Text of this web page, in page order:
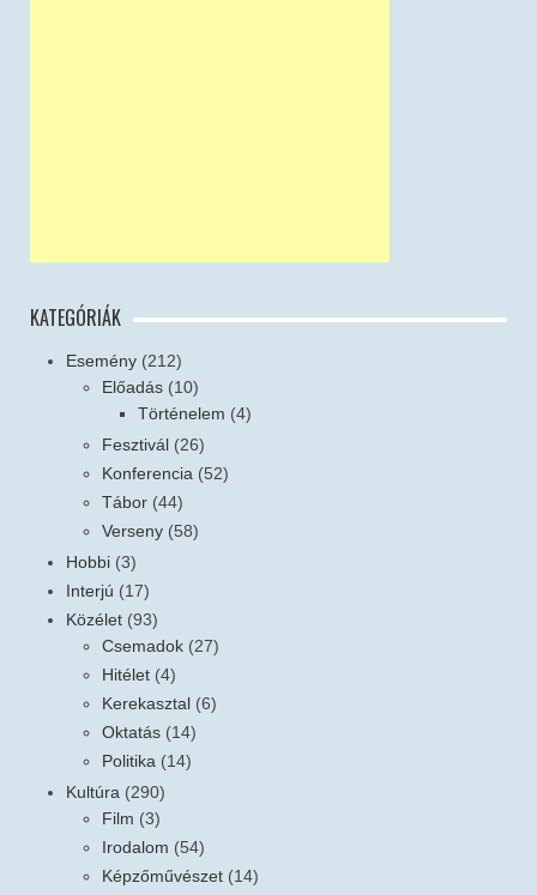
KATEGÓRIÁK
Esemény (212)
Előadás (10)
Történelem (4)
Fesztivál (26)
Konferencia (52)
Tábor (44)
Verseny (58)
Hobbi (3)
Interjú (17)
Közélet (93)
Csemadok (27)
Hitélet (4)
Kerekasztal (6)
Oktatás (14)
Politika (14)
Kultúra (290)
Film (3)
Irodalom (54)
Képzőművészet (14)